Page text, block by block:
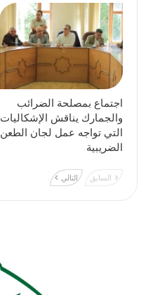
اجتماع بمصلحة الضرائب
والجمارك يناقش الإشكاليات
التي تواجه عمل لجان الطعن
الضريبية
السابق التالي